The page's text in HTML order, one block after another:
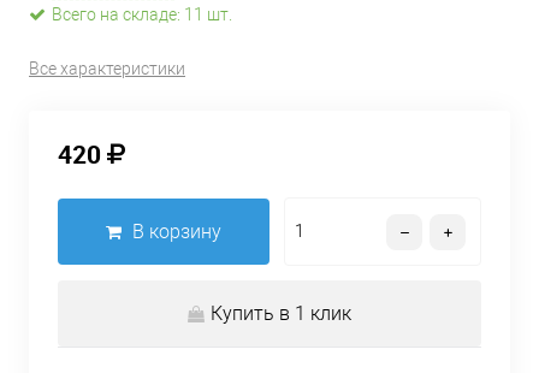
Всего на складе: 11 шт.
Все характеристики
420
В корзину
Купить в 1 клик